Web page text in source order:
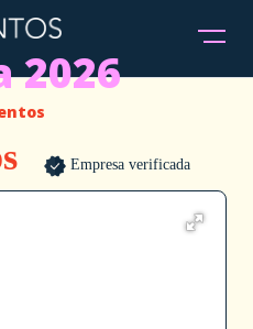
2026
Empresa verificada